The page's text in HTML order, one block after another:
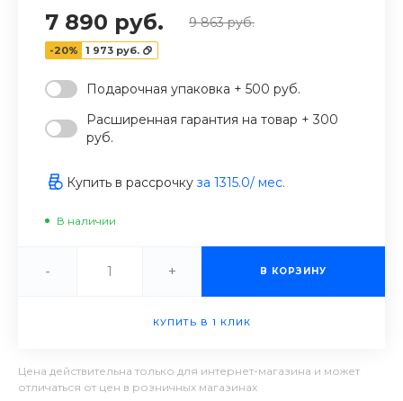
7 890 руб. 9 863 руб.
-20% 1 973 руб.
Подарочная упаковка + 500 руб.
Расширенная гарантия на товар + 300
руб.
Купить в рассрочку за 1315.0/ мес.
В наличии
- + В КОРЗИНУ
КУПИТЬ В 1 КЛИК
Цена действительна только для интернет-магазина и может
отличаться от цен в розничных магазинах